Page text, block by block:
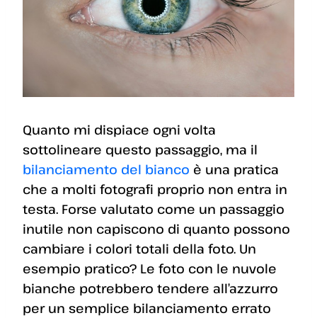
Quanto mi dispiace ogni volta
sottolineare questo passaggio, ma il
bilanciamento del bianco è una pratica
che a molti fotografi proprio non entra in
testa. Forse valutato come un passaggio
inutile non capiscono di quanto possono
cambiare i colori totali della foto. Un
esempio pratico? Le foto con le nuvole
bianche potrebbero tendere all’azzurro
per un semplice bilanciamento errato